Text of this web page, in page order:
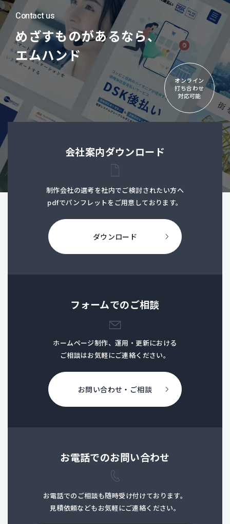
Contact us
めざすものがあるなら、
エムハンド
オンライン
打ち合わせ
対応可能
会社案内ダウンロード
制作会社の選考を社内でご検討されたい方へ
pdfでパンフレットをご用意しております。
ダウンロード
フォームでのご相談
ホームページ制作、運用・更新における
ご相談はお気軽にご連絡ください。
お問い合わせ・ご相談
お電話でのお問い合わせ
お電話でのご相談も随時受け付けております。
見積依頼などもお気軽にご連絡ください。